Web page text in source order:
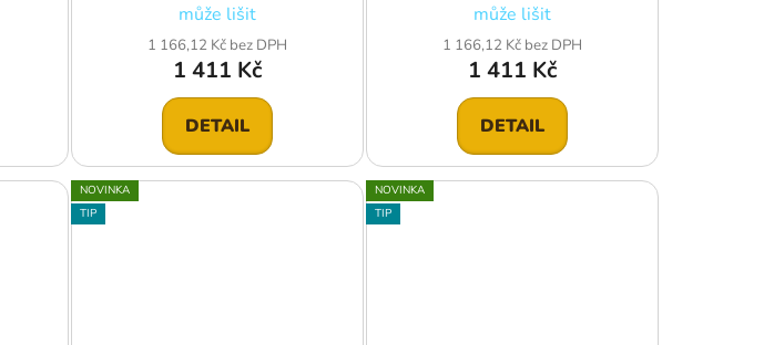
může lišit
1 166,12 Kč bez DPH
1 411 Kč
DETAIL
může lišit
1 166,12 Kč bez DPH
1 411 Kč
DETAIL
NOVINKA
TIP
NOVINKA
TIP